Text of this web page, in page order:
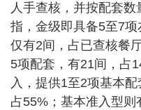
人手查核，并按配套
指，金级即具备5至7项
仅有2间，占已查核餐
5项配套，有21间，占
入，提供1至2项基本
占55%；基本准入型则